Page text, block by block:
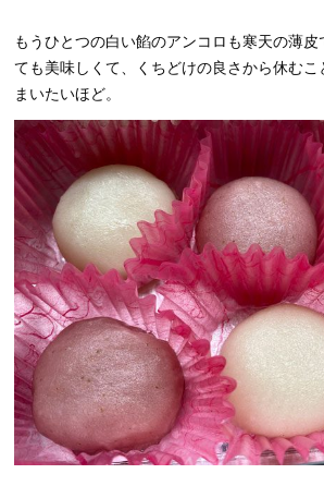
もうひとつの白い餡のアンコロも寒天の薄皮
ても美味しくて、くちどけの良さから休むこ
まいたいほど。